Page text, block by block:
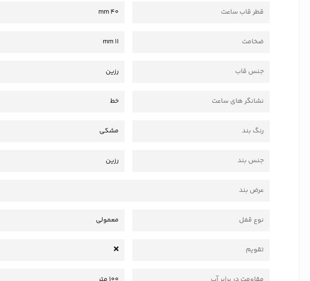
قطر قاب ساعت 40 mm
ضخامت 11 mm
جنس قاب رزین
نشانگر های ساعت خط
رنگ بند مشکی
جنس بند رزین
عرض بند
نوع قفل معمولی
تقویم